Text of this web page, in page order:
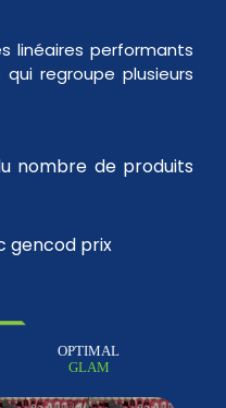
linéaires performants
regroupe plusieurs
nombre de produits
gencod prix
OPTIMAL
GLAM